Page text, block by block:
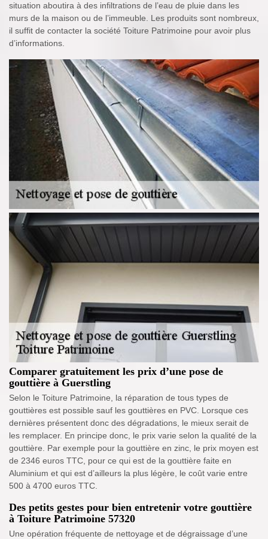
situation aboutira à des infiltrations de l’eau de pluie dans les
murs de la maison ou de l’immeuble. Les produits sont nombreux,
il suffit de contacter la société Toiture Patrimoine pour avoir plus
d’informations.
Comparer gratuitement les prix d’une pose de
gouttière à Guerstling
Selon le Toiture Patrimoine, la réparation de tous types de
gouttières est possible sauf les gouttières en PVC. Lorsque ces
dernières présentent donc des dégradations, le mieux serait de
les remplacer. En principe donc, le prix varie selon la qualité de la
gouttière. Par exemple pour la gouttière en zinc, le prix moyen est
de 2346 euros TTC, pour ce qui est de la gouttière faite en
Aluminium et qui est d’ailleurs la plus légère, le coût varie entre
500 à 4700 euros TTC.
Des petits gestes pour bien entretenir votre gouttière
à Toiture Patrimoine 57320
Une opération fréquente de nettoyage et de dégraissage d’une